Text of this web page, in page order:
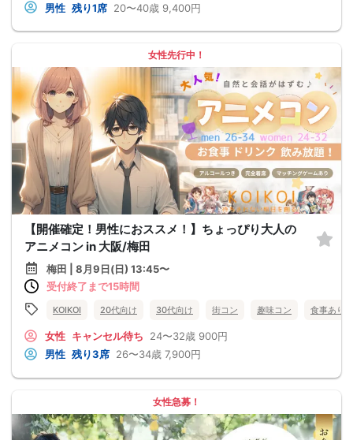
男性 残り1席 20〜40歳 9,400円
女性先行中！
【開催確定！男性におススメ！】ちょっぴり大人の
アニメコン in 大阪/梅田
梅田 | 8月9日(日) 13:45〜
受付終了まで15時間
KOIKOI 20代向け 30代向け 街コン 趣味コン 食事あり
女性 キャンセル待ち 24〜32歳 900円
男性 残り3席 26〜34歳 7,900円
女性急募！